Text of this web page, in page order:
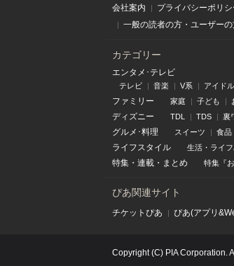
会社案内 プライバシーポリシ
一般の読者の方・ユーザー
カテゴリー
エンタメ･テレビ
テレビ 音楽 V系 アイドル
ファミリー 家庭 子ども
ディズニー TDL TDS 裏
グルメ･料理 スイーツ 食品
ライフスタイル 生活・ライフ
特集 ・ 連載 ・ まとめ 特集『
ぴあ関連サイト
チケットぴあ ぴあ(アプリ
Copyright (C) PIA Corporation.